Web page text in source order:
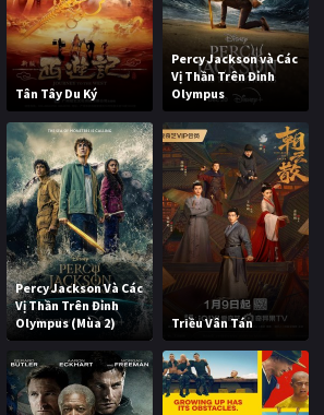
Tân Tây Du Ký
Percy Jackson và Các
Vị Thần Trên Đỉnh
Olympus
Percy Jackson Và Các
Vị Thần Trên Đỉnh
Olympus (Mùa 2)
Triều Vân Tán